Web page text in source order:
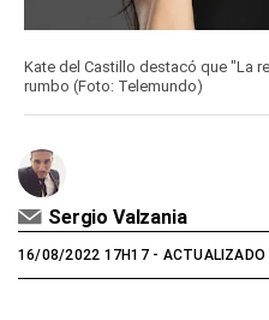
Kate del Castillo destacó que "La
rumbo (Foto: Telemundo)
Sergio Valzania
16/08/2022 17H17-